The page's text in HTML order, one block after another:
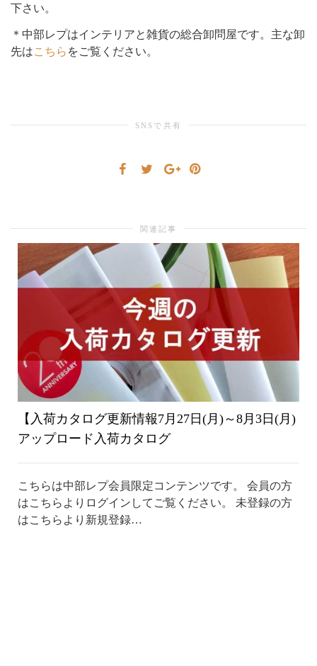
下さい。
＊中部レプはインテリアと雑貨の総合卸問屋です。主な卸
先はこちら をご覧ください。
SNSで共有
関連記事
【入荷カタログ更新情報7月27日(月)～8月3日(月)
アップロード入荷カタログ
こちらは中部レプ会員限定コンテンツです。 会員の方
はこちらよりログインしてご覧ください。 未登録の方
はこちらより新規登録…